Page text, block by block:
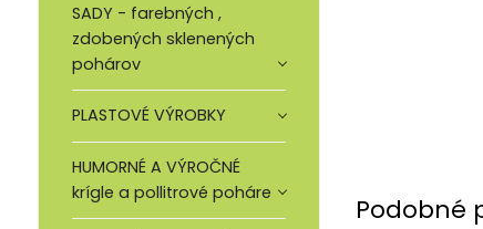
SADY - farebných ,
zdobených sklenených
pohárov
PLASTOVÉ VÝROBKY
HUMORNÉ A VÝROČNÉ
krígle a pollitrové poháre
Podobné